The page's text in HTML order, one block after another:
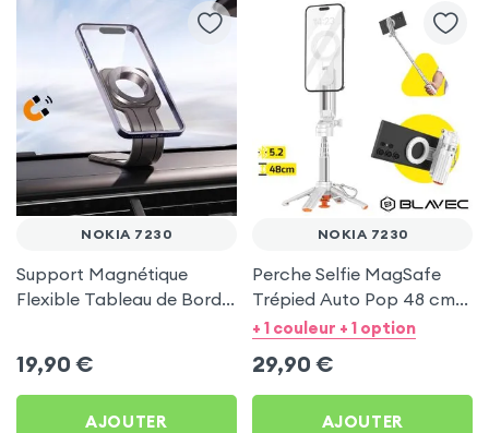
NOKIA 7230
Support Magnétique
Flexible Tableau de Bord
19,90 €
AJOUTER
NOKIA 7230
Perche Selfie MagSafe
Trépied Auto Pop 48 cm
Blanc pour Nokia 7230
+ 1 couleur + 1 option
29,90 €
AJOUTER